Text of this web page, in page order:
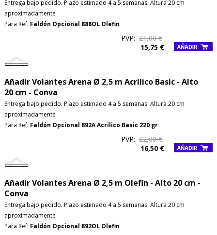
Entrega bajo pedido. Plazo estimado 4 a 5 semanas. Altura 20 cm
aproximadamente
Para Ref: Faldón Opcional 888OL Olefin
PVP: 21,00 €
15,75 €
Añadir Volantes Arena Ø 2,5 m Acrílico Basic - Alto
20 cm - Conva
Entrega bajo pedido. Plazo estimado 4 a 5 semanas. Altura 20 cm
aproximadamente
Para Ref: Faldón Opcional 892A Acrilico Basic 220 gr
PVP: 22,00 €
16,50 €
Añadir Volantes Arena Ø 2,5 m Olefin - Alto 20 cm -
Conva
Entrega bajo pedido. Plazo estimado 4 a 5 semanas. Altura 20 cm
aproximadamente
Para Ref: Faldón Opcional 892OL Olefin